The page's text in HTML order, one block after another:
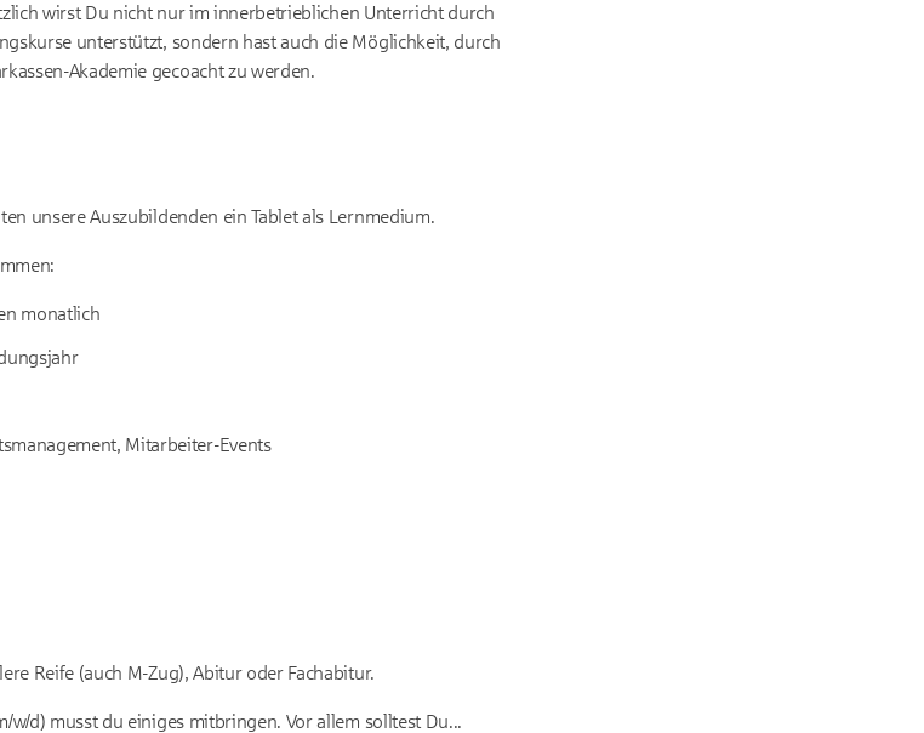
wirst Du nicht nur im innerbetrieblichen Unterricht durch
unterstützt, sondern hast auch die Möglichkeit, durch
Akademie gecoacht zu werden.
unsere Auszubildenden ein Tablet als Lernmedium.
monatlich
Mitarbeiter-Events
Reife (auch M-Zug), Abitur oder Fachabitur.
w/d) musst du einiges mitbringen. Vor allem solltest Du...